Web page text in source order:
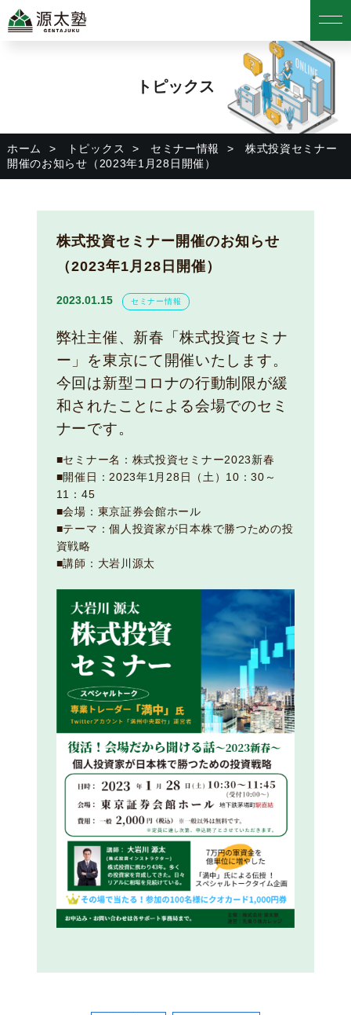
トピックス
ホーム トピックス セミナー情報
株式投資セミナー
開催のお知らせ（2023年1月28日開催）
株式投資セミナー開催のお知らせ
（2023年1月28日開催）
2023.01.15 セミナー情報
弊社主催、新春「株式投資セミナ
ー」を東京にて開催いたします。
今回は新型コロナの行動制限が緩
和されたことによる会場でのセミ
ナーです。
■セミナー名：株式投資セミナー2023新春
■開催日：2023年1月28日（土）10：30～
11：45
■会場：東京証券会館ホール
■テーマ：個人投資家が日本株で勝つための投
資戦略
■講師：大岩川源太